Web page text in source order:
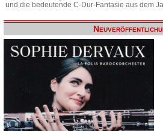
und die bedeutende C-Dur-Fantasie aus dem